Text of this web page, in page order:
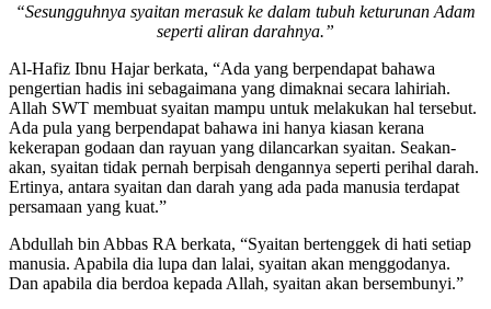
“Sesungguhnya syaitan merasuk ke dalam tubuh keturunan Adam
seperti aliran darahnya.”
Al-Hafiz Ibnu Hajar berkata, “Ada yang berpendapat bahawa
pengertian hadis ini sebagaimana yang dimaknai secara lahiriah.
Allah SWT membuat syaitan mampu untuk melakukan hal tersebut.
Ada pula yang berpendapat bahawa ini hanya kiasan kerana
kekerapan godaan dan rayuan yang dilancarkan syaitan. Seakan-
akan, syaitan tidak pernah berpisah dengannya seperti perihal darah.
Ertinya, antara syaitan dan darah yang ada pada manusia terdapat
persamaan yang kuat.”
Abdullah bin Abbas RA berkata, “Syaitan bertenggek di hati setiap
manusia. Apabila dia lupa dan lalai, syaitan akan menggodanya.
Dan apabila dia berdoa kepada Allah, syaitan akan bersembunyi.”